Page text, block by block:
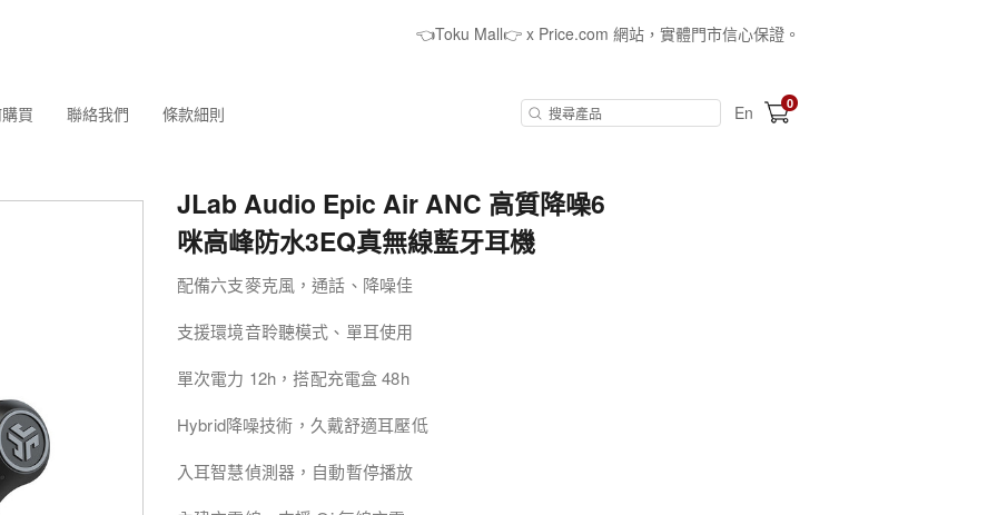
👈Toku Mall👉 x Price.com 網站，實體門市信心保證。
買 聯絡我們 條款細則 En 0
JLab Audio Epic Air ANC 高質降噪6
咪高峰防水3EQ真無線藍牙耳機
配備六支麥克風，通話、降噪佳
支援環境音聆聽模式、單耳使用
單次電力 12h，搭配充電盒 48h
Hybrid降噪技術，久戴舒適耳壓低
入耳智慧偵測器，自動暫停播放